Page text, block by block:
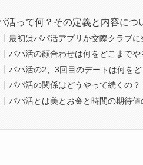
活って何？その定義と内容につ
最初はパパ活アプリか交際クラブ
パパ活の顔合わせは何をどこまで
パパ活の2、3回目のデートは何を
パパ活の関係はどうやって続くの？
パパ活とは美とお金と時間の期待